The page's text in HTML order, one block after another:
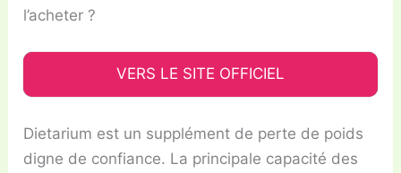
l’acheter ?
VERS LE SITE OFFICIEL
Dietarium est un supplément de perte de poids
digne de confiance. La principale capacité des